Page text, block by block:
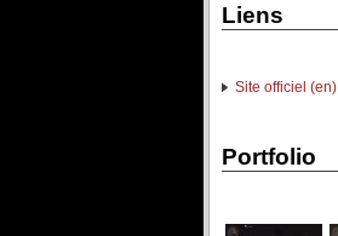
Liens
Site officiel (en)
Portfolio